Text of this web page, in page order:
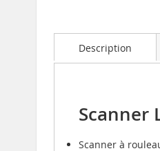
beginningDescription
Scanner
Scanner à